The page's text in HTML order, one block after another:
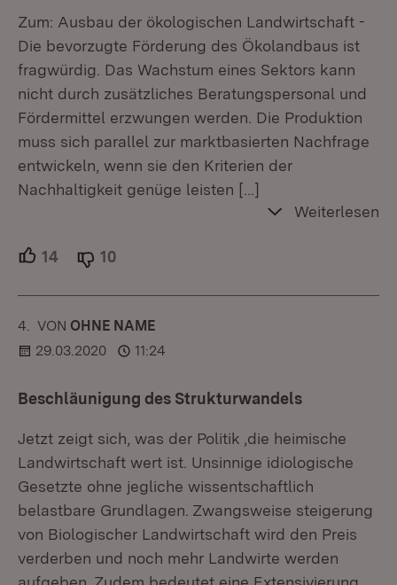
Zum: Ausbau der ökologischen Landwirtschaft -
Die bevorzugte Förderung des Ökolandbaus ist
fragwürdig. Das Wachstum eines Sektors kann
nicht durch zusätzliches Beratungspersonal und
Fördermittel erzwungen werden. Die Produktion
muss sich parallel zur marktbasierten Nachfrage
entwickeln, wenn sie den Kriterien der
Nachhaltigkeit genüge leisten […]
Weiterlesen
14 Unterstützer.
10
4. KOMMENTAR
VON :OHNE NAME
29.03.2020
11:24
Beschläunigung des Strukturwandels
Jetzt zeigt sich, was der Politik ,die heimische
Landwirtschaft wert ist. Unsinnige idiologische
Gesetzte ohne jegliche wissentschaftlich
belastbare Grundlagen. Zwangsweise steigerung
von Biologischer Landwirtschaft wird den Preis
verderben und noch mehr Landwirte werden